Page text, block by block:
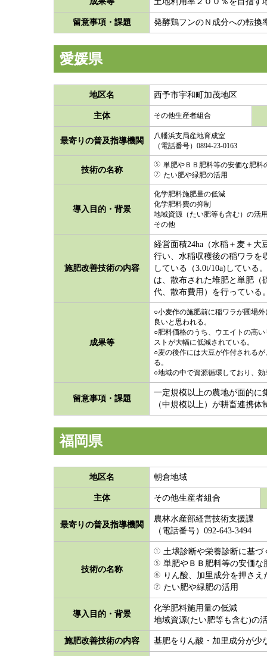
留意事項・課題 発酵鶏フンのＮ成分への転換
愛媛県
地区名 西予市宇和町加茂地区
主体 その他生産者組合
最寄りの普及指導機関
八幡浜支局産地育成室
（電話番号）0894-23-0163
技術の名称
単肥やＢＢ肥料等の安価な肥料
たい肥や緑肥の活用
導入目的・背景
化学肥料施肥量の低減
化学肥料費の抑制
地域資源（たい肥等も含む）の活
その他
施肥改善技術の内容
経営面積24ha（水稲＋麦＋大
行い、水稲収穫後の稲ワラを
している（3.0t/10a)している
は、散布された堆肥と単肥（
代、散布費用）を行っている
成果等
○小麦作の施肥前に稲ワラが圃場
良いと思われる。
○肥料価格のうち、ウエイトの高
ストが大幅に低減されている。
○麦の後作には大豆が作付される
る。
○地域の中で資源循環しており、
留意事項・課題
一定規模以上の農地が面的に
（中規模以上）が耕畜連携
福岡県
地区名 朝倉地域
主体 その他生産者組合
最寄りの普及指導機関
農林水産部経営技術支援課
（電話番号）092-643-3494
技術の名称
土壌診断や栄養診断に基づ
単肥やＢＢ肥料等の安価な
りん酸、加里成分を押さ
たい肥や緑肥の活用
導入目的・背景
化学肥料施用量の低減
地域資源(たい肥等も含む)の
施肥改善技術の内容 基肥をりん酸・加里成分が少